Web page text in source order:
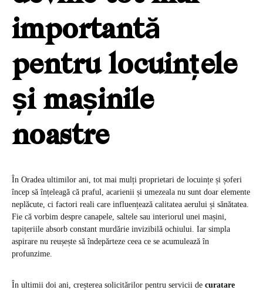
importantă
pentru locuințele
și mașinile
noastre
În Oradea ultimilor ani, tot mai mulți proprietari de locuințe și șoferi
încep să înțeleagă că praful, acarienii și umezeala nu sunt doar elemente
neplăcute, ci factori reali care influențează calitatea aerului și sănătatea.
Fie că vorbim despre canapele, saltele sau interiorul unei mașini,
tapițeriile absorb constant murdărie invizibilă ochiului. Iar simpla
aspirare nu reușește să îndepărteze ceea ce se acumulează în
profunzime.
În ultimii doi ani, creșterea solicitărilor pentru servicii de curatare